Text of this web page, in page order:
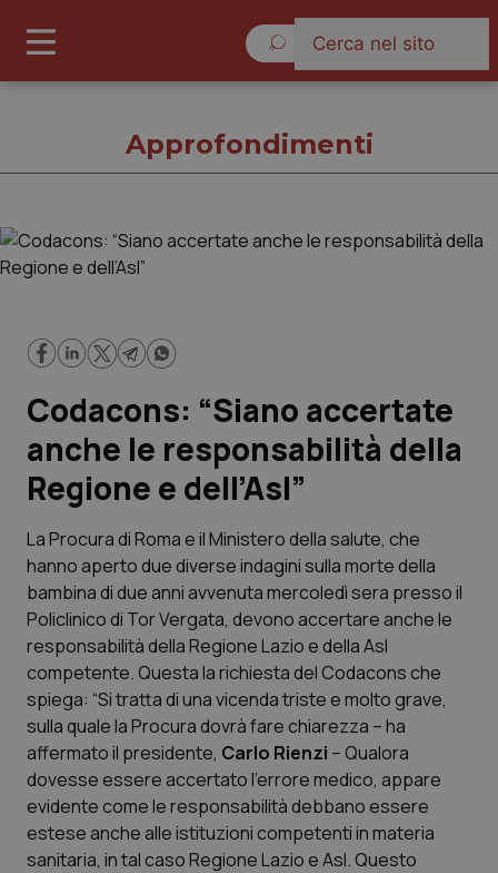
Governo e Parlamento
Regioni e Asl
Lavoro e Professioni
Scienza e Farmaci
Studi e Analisi
Lettere al direttore
Edizioni Regionali
QS Pro
Professionisti Sanitari.AI
Approfondimenti
Codacons: “Siano accertate
anche le responsabilità della
Regione e dell’Asl”
La Procura di Roma e il Ministero della salute, che
hanno aperto due diverse indagini sulla morte della
bambina di due anni avvenuta mercoledì sera presso il
Policlinico di Tor Vergata, devono accertare anche le
responsabilità della Regione Lazio e della Asl
competente. Questa la richiesta del Codacons che
spiega: “Si tratta di una vicenda triste e molto grave,
sulla quale la Procura dovrà fare chiarezza – ha
affermato il presidente, Carlo Rienzi – Qualora
dovesse essere accertato l’errore medico, appare
evidente come le responsabilità debbano essere
estese anche alle istituzioni competenti in materia
sanitaria, in tal caso Regione Lazio e Asl. Questo